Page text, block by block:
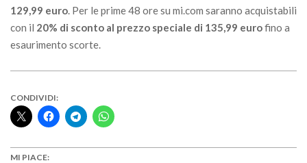
129,99 euro. Per le prime 48 ore su mi.com saranno acquistabili
con il 20% di sconto al prezzo speciale di 135,99 eurofino a
esaurimento scorte.
CONDIVIDI:
MI PIACE: